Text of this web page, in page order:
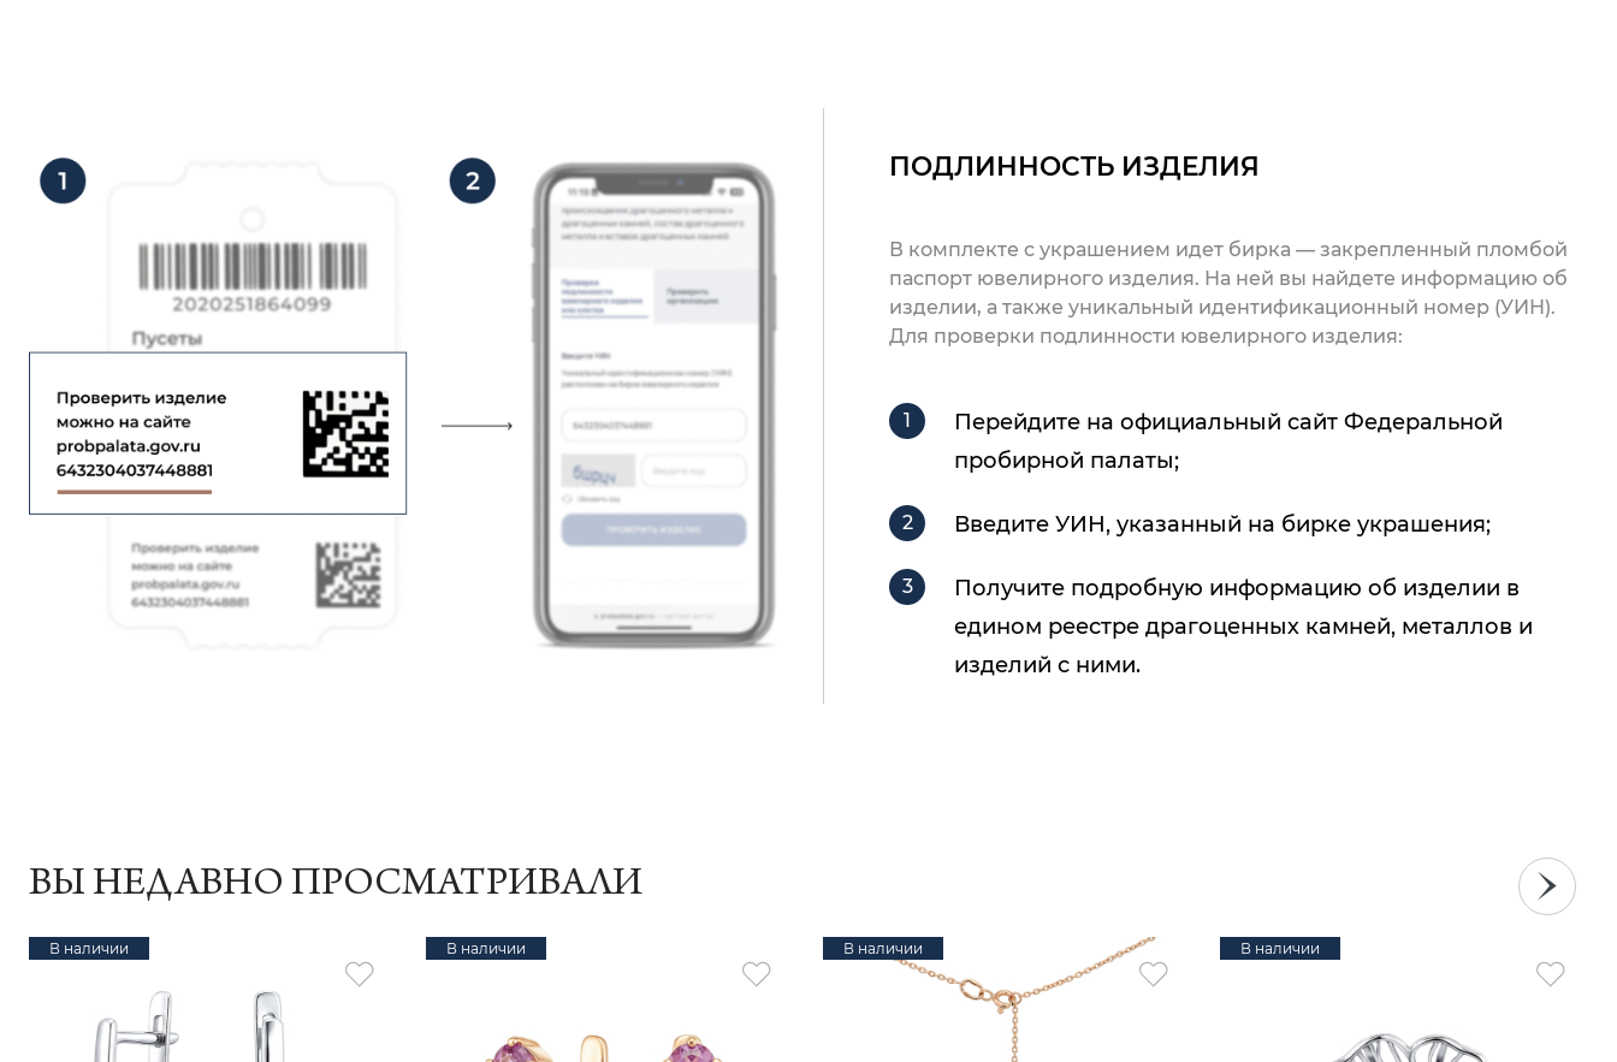
ПОДЛИННОСТЬ ИЗДЕЛИЯ
В комплекте с украшением идет бирка — закрепленный пломбой
паспорт ювелирного изделия. На ней вы найдете информацию об
изделии, а также уникальный идентификационный номер (УИН).
Для проверки подлинности ювелирного изделия:
Перейдите на официальный сайт Федеральной
пробирной палаты;
Введите УИН, указанный на бирке украшения;
Получите подробную информацию об изделии в
едином реестре драгоценных камней, металлов и
изделий с ними.
ВЫ НЕДАВНО ПРОСМАТРИВАЛИ
В наличии В наличии В наличии В наличии